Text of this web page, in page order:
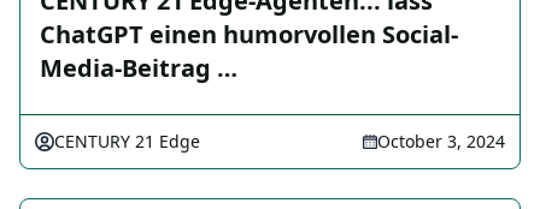
ChatGPT einen humorvollen Social-
Media-Beitrag …
CENTURY 21 Edge October 3, 2024